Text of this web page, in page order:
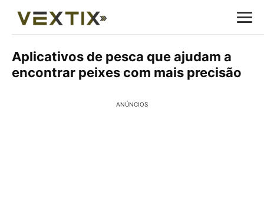
Aplicativos de pesca que ajudam a
encontrar peixes com mais precisão
ANÚNCIOS